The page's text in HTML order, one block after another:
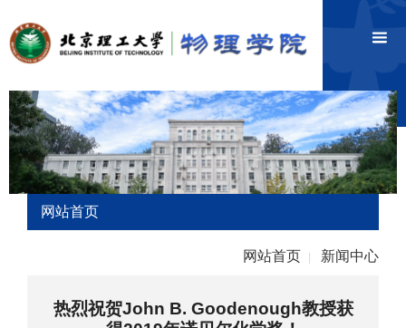
网站首页
网站首页 新闻中心
热烈祝贺John B. Goodenough教授获